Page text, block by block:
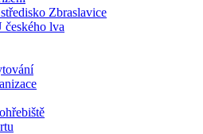
Zbraslavice
českého lva